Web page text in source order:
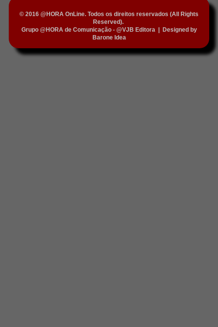
© 2016 @HORA OnLine. Todos os direitos reservados (All Rights
Reserved).
Grupo @HORA de Comunicação - @VJB Editora|
Designed by
Barone Idea